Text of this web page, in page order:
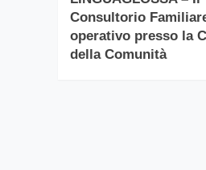
Consultorio
operativo presso la
della Comunità